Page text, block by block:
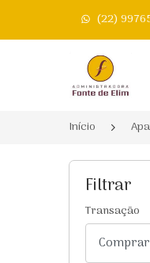
(22)
Página
Início
Filtrar
Transação